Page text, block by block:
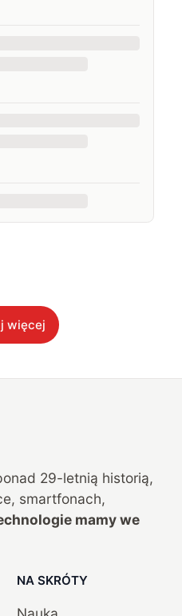
więcej
29-letnią historią,
smartfonach,
mamy we
NA SKRÓTY